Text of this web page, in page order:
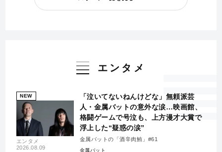
エンタメ
NEW
エンタメ
2026.08.09
「泣いてないねんけどな」無頼派芸
人・金属バットの意外な涙…映画館、
格闘ゲームで号泣も、上方漫才大賞で
浮上した“疑惑の涙”
金属バットの「酒辛肉鮪」#61
金属バット